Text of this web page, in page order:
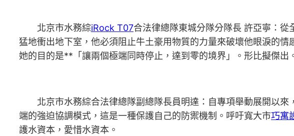
北京市水務綜iRock T07合法律總隊東城分隊分隊長 許亞寧：
猛地衝出地下室，他必須阻止牛土豪用物質的力量來破壞他眼淚的情
她的目的是**「讓兩個極端同時停止，達到零的境界」。形比擬傑出
北京市水務綜合法律總隊副總隊長員明達：自專項舉動展開以
端的強迫協調模式，這是一種保護自己的防禦機制。呼吁寬大市巧寓
護水資本，愛惜水資本。